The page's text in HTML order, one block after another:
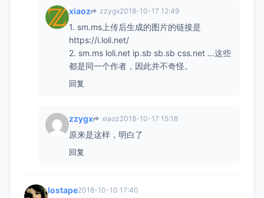
xiaoz zzygx2018-10-17 12:49
1. sm.ms上传后生成的图片的链接是
https://i.loli.net/
2. sm.ms loli.net ip.sb sb.sb css.net …这些
都是同一个作者，因此并不奇怪。
回复
zzygx xiaoz2018-10-17 15:18
原来是这样，明白了
回复
lostape2018-10-10 17:40